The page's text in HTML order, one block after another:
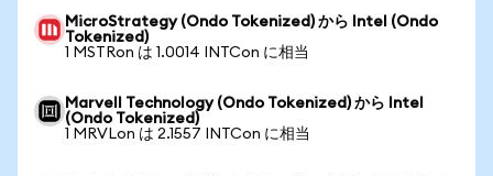
MicroStrategy (Ondo Tokenized) から Intel (Ondo
Tokenized)
1 MSTRon は 1.0014 INTCon に相当
Marvell Technology (Ondo Tokenized) から Intel
(Ondo Tokenized)
1 MRVLon は 2.1557 INTCon に相当